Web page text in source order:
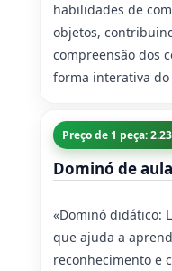
habilidades de
objetos,
compreensão dos
forma interativa
Preço de 1 peça:
Dominó de
«Dominó didático:
que ajuda a
reconhecimento e